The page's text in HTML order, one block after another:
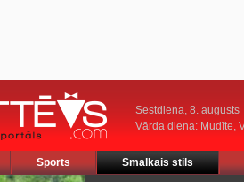
Sestdiena, 8. augusts
Vārda diena: Mudīte,
Sports Smalkais stils